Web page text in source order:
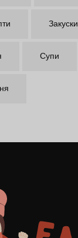
Закуски
Супи